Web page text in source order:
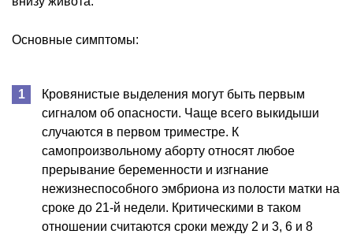
Основные симптомы:
Кровянистые выделения могут быть первым
сигналом об опасности. Чаще всего выкидыши
случаются в первом триместре. К
самопроизвольному аборту относят любое
прерывание беременности и изгнание
нежизнеспособного эмбриона из полости матки на
сроке до 21-й недели. Критическими в таком
отношении считаются сроки между 2 и 3, 6 и 8